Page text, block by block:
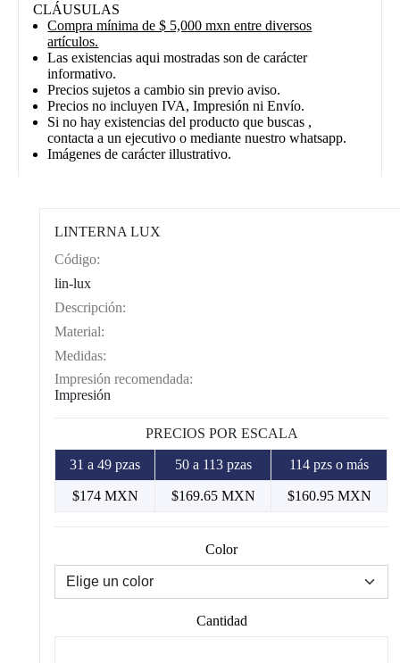
CLÁUSULAS
Compra mínima de $ 5,000 mxn entre diversos
artículos.
Las existencias aqui mostradas son de carácter
informativo.
Precios sujetos a cambio sin previo aviso.
Precios no incluyen IVA, Impresión ni Envío.
Si no hay existencias del producto que buscas ,
contacta a un ejecutivo o mediante nuestro whatsapp.
Imágenes de carácter illustrativo.
LINTERNA LUX
Código:
lin-lux
Descripción:
Material:
Medidas:
Impresión recomendada:
Impresión
PRECIOS POR ESCALA
31 a 49 pzas 50 a 113 pzas 114 pzs o más
$174 MXN $169.65 MXN $160.95 MXN
Color
Cantidad